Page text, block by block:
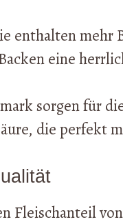
enthalten mehr
eine
sorgen für
die perfekt
Fleischanteil